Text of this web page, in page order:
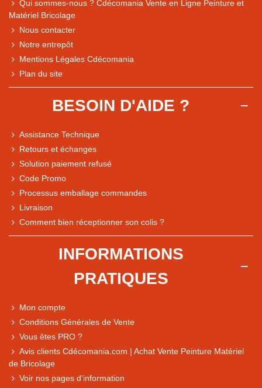
Comparaison des performances du magasin
Qui sommes-nous ? Cdécomania Vente en Ligne Peinture et
Matériel Bricolage
Nous contacter
Notre entrepôt
Mentions Légales Cdécomania
Plan du site
BESOIN D'AIDE ?
Assistance Technique
Retours et échanges
Solution paiement refusé
Code Promo
Processus emballage commandes
Livraison
Comment bien réceptionner son colis ?
INFORMATIONS
PRATIQUES
Mon compte
Conditions Générales de Vente
Vous êtes PRO ?
Avis clients Cdécomania.com | Achat Vente Peinture Matériel
de Bricolage
Voir nos pages d'information